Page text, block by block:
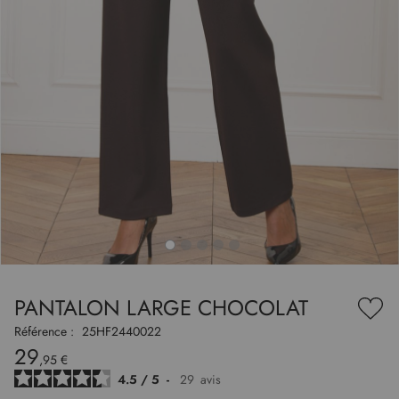
PANTALON LARGE CHOCOLAT
à
Référence : 25HF2440022
29,95 €
4.5 / 5 - 29 avis